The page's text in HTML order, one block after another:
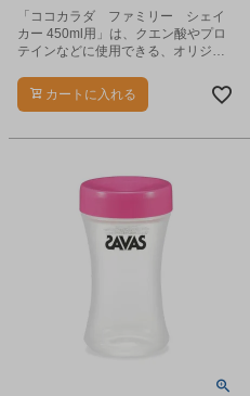
「ココカラダ ファミリー シェイ
カー 450ml用」は、クエン酸やプロ
テインなどに使用できる、オリジナ
です。
カートに入れる